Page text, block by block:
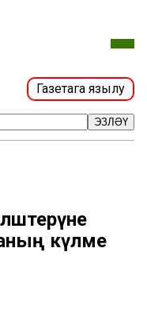
Газетага язылу
ЭЗЛӘҮ
күләме